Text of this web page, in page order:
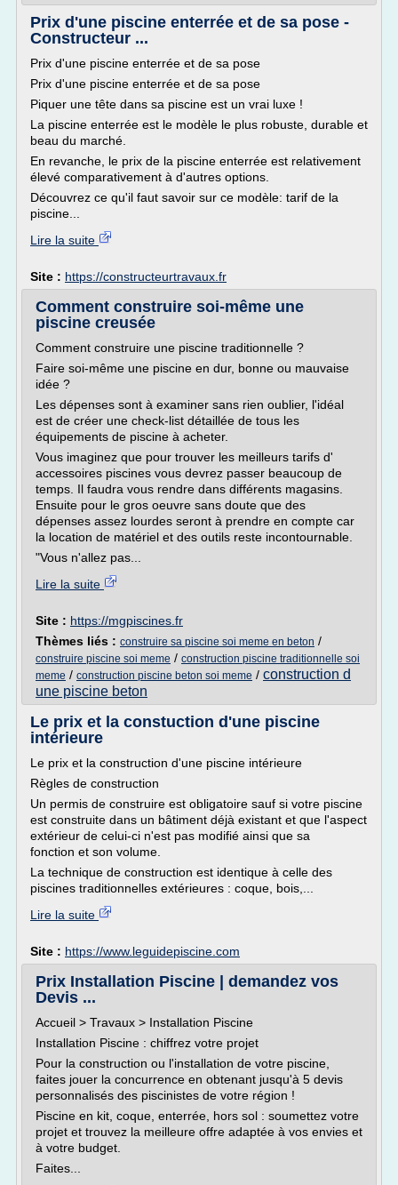
Prix d'une piscine enterrée et de sa pose -
Constructeur ...
Prix d'une piscine enterrée et de sa pose
Prix d'une piscine enterrée et de sa pose
Piquer une tête dans sa piscine est un vrai luxe !
La piscine enterrée est le modèle le plus robuste, durable et
beau du marché.
En revanche, le prix de la piscine enterrée est relativement
élevé comparativement à d'autres options.
Découvrez ce qu'il faut savoir sur ce modèle: tarif de la
piscine...
Lire la suite
Site : https://constructeurtravaux.fr
Comment construire soi-même une
piscine creusée
Comment construire une piscine traditionnelle ?
Faire soi-même une piscine en dur, bonne ou mauvaise
idée ?
Les dépenses sont à examiner sans rien oublier, l'idéal
est de créer une check-list détaillée de tous les
équipements de piscine à acheter.
Vous imaginez que pour trouver les meilleurs tarifs d'
accessoires piscines vous devrez passer beaucoup de
temps. Il faudra vous rendre dans différents magasins.
Ensuite pour le gros oeuvre sans doute que des
dépenses assez lourdes seront à prendre en compte car
la location de matériel et des outils reste incontournable.
"Vous n'allez pas...
Lire la suite
Site : https://mgpiscines.fr
Thèmes liés : construire sa piscine soi meme en beton /
construire piscine soi meme / construction piscine traditionnelle soi
meme / construction piscine beton soi meme / construction d
une piscine beton
Le prix et la constuction d'une piscine
intérieure
Le prix et la construction d'une piscine intérieure
Règles de construction
Un permis de construire est obligatoire sauf si votre piscine
est construite dans un bâtiment déjà existant et que l'aspect
extérieur de celui-ci n'est pas modifié ainsi que sa
fonction et son volume.
La technique de construction est identique à celle des
piscines traditionnelles extérieures : coque, bois,...
Lire la suite
Site : https://www.leguidepiscine.com
Prix Installation Piscine | demandez vos
Devis ...
Accueil > Travaux > Installation Piscine
Installation Piscine : chiffrez votre projet
Pour la construction ou l'installation de votre piscine,
faites jouer la concurrence en obtenant jusqu'à 5 devis
personnalisés des piscinistes de votre région !
Piscine en kit, coque, enterrée, hors sol : soumettez votre
projet et trouvez la meilleure offre adaptée à vos envies et
à votre budget.
Faites...